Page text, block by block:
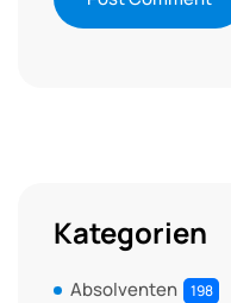
Kategorien
Absolventen 198